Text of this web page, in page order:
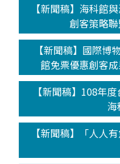
【新聞稿】海科館
創客策略
【新聞稿】國際博
館免票優惠創客
【新聞稿】108年
【新聞稿】「人人